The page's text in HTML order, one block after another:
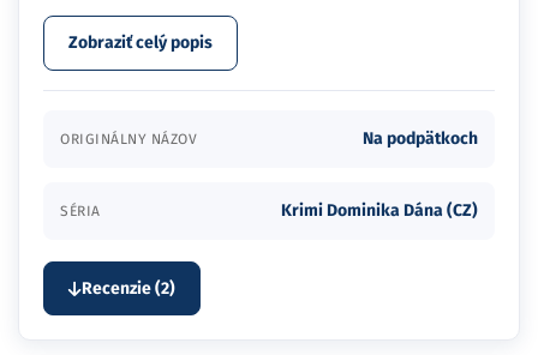
Zobraziť celý popis
ORIGINÁLNY NÁZOV Na podpätkoch
SÉRIA Krimi Dominika Dána (CZ)
Recenzie (2)